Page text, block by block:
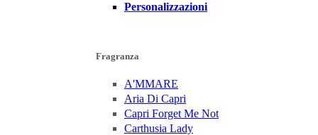
Personalizzazioni
Fragranza
A'MMARE
Aria Di Capri
Capri Forget Me Not
Carthusia Lady